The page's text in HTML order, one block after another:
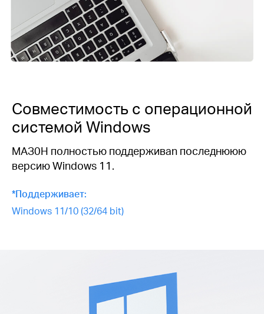
Совместимость с операционной
системой Windows
MАЗ0H полностью поддерживаn последнююю
версию Windows 11.
*Поддерживает:
Windows 11/10 (32/64 bit)